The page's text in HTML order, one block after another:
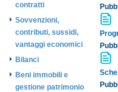
contratti
Sovvenzioni,
contributi, sussidi,
vantaggi economici
Bilanci
Beni immobili e
gestione patrimonio